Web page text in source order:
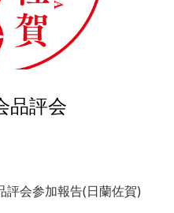
品評会
評会参加報告(日蘭佐賀)